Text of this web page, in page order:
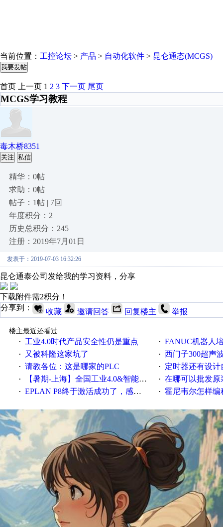
当前位置： 工控论坛 > 产品 > 自动化软件 > 昆仑通态(MCGS)
我要发帖
首页 上一页 1 2 3 下一页 尾页
MCGS学习教程
毒木桥8351
关注 私信
精华：0帖
求助：0帖
帖子：1帖 | 7回
年度积分：2
历史总积分：245
注册：2019年7月01日
发表于：2019-07-03 16:32:26
昆仑通泰公司发给我的学习资料，分享
下载附件需2积分！
分享到：
收藏 邀请回答 回复楼主 举报
楼主最近还看过
·
工业4.0时代产品安全性仍是重点 · FANUC机器人
· 又被科隆这家坑了 · 西门子300超声波
· 请教各位：这是哪家的PLC · 定时器还有设
· 【暑期-上海】全国工业4.0&智能制造高级培训班通知！ · 在哪可以批发原装正品
· EPLAN P8终于激活成功了，感谢网上无私的高人！ · 霍尼韦尔怎样编